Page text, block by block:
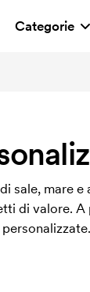
Categorie
sale, mare
di valore.